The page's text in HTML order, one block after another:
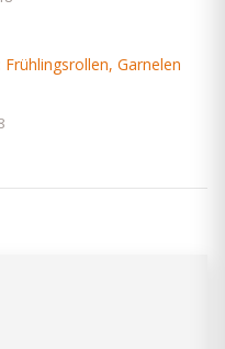
Frühlingsrollen, Garnelen